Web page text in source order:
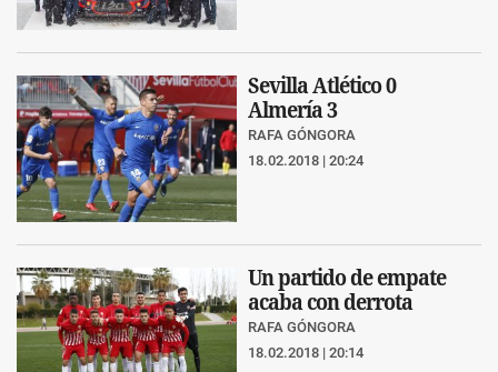
Sevilla Atlético 0
Almería 3
RAFA GÓNGORA
18.02.2018 | 20:24
Un partido de empate
acaba con derrota
RAFA GÓNGORA
18.02.2018 | 20:14